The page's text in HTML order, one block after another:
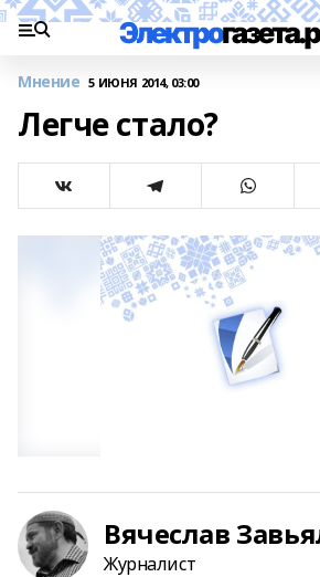
Мнение 5 ИЮНЯ 2014, 03:00
Легче стало?
Вячеслав
Журналист